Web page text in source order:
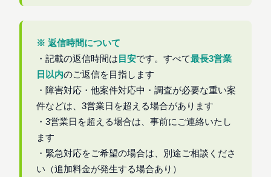
※ 返信時間について
・記載の返信時間は 目安です。すべて最長3営業
日以内のご返信を目指します
・障害対応・他案件対応中・調査が必要な重い案
件などは、3営業日を超える場合があります
・3営業日を超える場合は、事前にご連絡いたし
ます
・緊急対応をご希望の場合は、別途ご相談くださ
い（追加料金が発生する場合あり）